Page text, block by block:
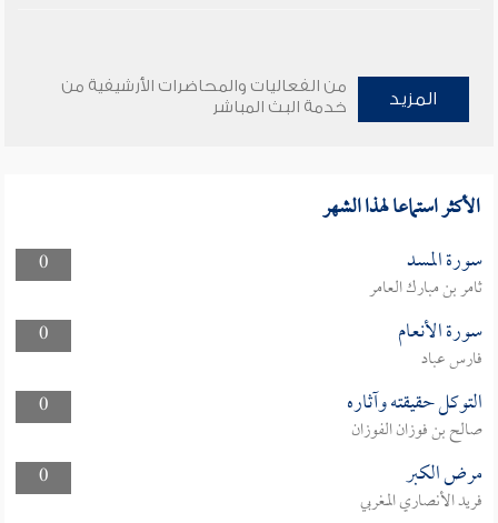
المزيد
من الفعاليات والمحاضرات الأرشيفية من
خدمة البث المباشر
الأكثر استماعا لهذا الشهر
0 سورة المسد
ثامر بن مبارك العامر
0
سورة الأنعام
فارس عباد
0
التوكل حقيقته وآثاره
صالح بن فوزان الفوزان
0
مرض الكبر
فريد الأنصاري المغربي